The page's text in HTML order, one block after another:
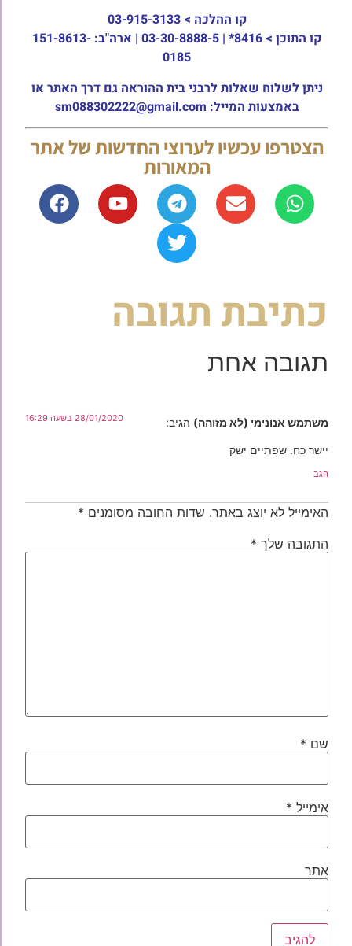
קו ההלכה > 03-915-3133
קו התוכן >
8416* | 03-30-8888-5 | ארה"ב: 151-8613-
0185
ניתן לשלוח שאלות לרבני בית ההוראה גם דרך האתר או
באמצעות המייל: sm088302222@gmail.com
הצטרפו עכשיו לערוצי החדשות של אתר
המאורות
כתיבת תגובה
תגובה אחת
משתמש אנונימי (לא מזוהה) הגיב: 28/01/2020 בשעה 16:29
יישר כח. שפתיים ישק
הגב
האימייל לא יוצג באתר. שדות החובה מסומנים *
התגובה שלך *
שם *
אימייל *
אתר